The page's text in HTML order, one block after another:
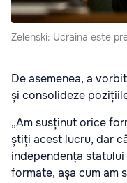
Zelenski: Ucraina este
De asemenea, a
și consolideze
„Am susținut orice
știți acest lucru, dar
independența
formate, așa cum am